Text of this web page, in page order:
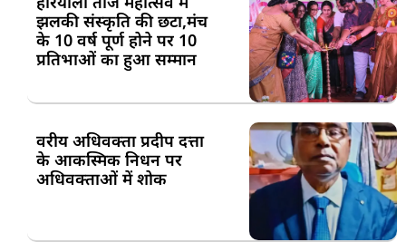
झलकी संस्कृति की छटा,मंच
के 10 वर्ष पूर्ण होने पर 10
प्रतिभाओं का हुआ सम्मान
वरीय अधिवक्ता प्रदीप दत्ता
के आकस्मिक निधन पर
अधिवक्ताओं में शोक